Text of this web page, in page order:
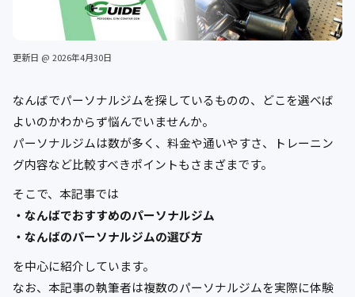
更新日 @ 2026年4月30日
なんばでパーソナルジムを探しているものの、どこを選べば
よいのかわからず悩んでいませんか。
パーソナルジムは数が多く、料金や通いやすさ、トレーニン
グ内容など比較すべきポイントもさまざまです。
そこで、本記事では
・なんばでおすすめのパーソナルジム
・なんばのパーソナルジムの選び方
を中心に紹介しています。
なお、本記事の執筆者は複数のパーソナルジムを実際に体験